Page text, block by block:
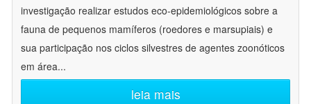
investigação realizar estudos eco-epidemiológicos sobre a
fauna de pequenos mamíferos (roedores e marsupiais) e
sua participação nos ciclos silvestres de agentes zoonóticos
em área...
leia mais